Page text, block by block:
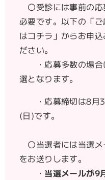
〇受診には事前の応
必要です。以下の「ご
はコチラ」からお申込
ださい。
・応募多数の場合
選となります。
・応募締切は8月
(日)です。
〇当選者には当選メ
をお送りします。
・ 当選メールが9